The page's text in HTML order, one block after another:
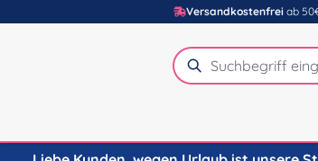
Hauptinhalt springen
Zur Suche springen
Zur Hauptnavigation springen
Versandkostenfrei ab